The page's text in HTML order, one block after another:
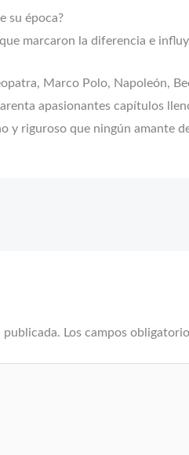
su época?
marcaron la diferencia e
Marco Polo, Napoleón,
apasionantes capítulos
y riguroso que ningún amante
publicada. Los campos